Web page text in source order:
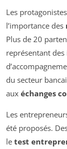
Les
l’importance des
Plus de 20
représentant
du secteur
aux échanges
Les
été proposés.
le test